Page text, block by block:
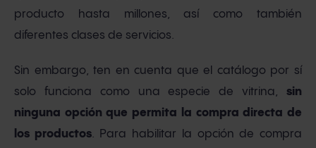
producto hasta millones, así como también
diferentes clases de servicios.
Sin embargo, ten en cuenta que el catálogo por sí
solo funciona como una especie de vitrina, sin
ninguna opción que permita la compra directa de
los productos. Para habilitar la opción de compra